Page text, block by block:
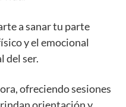
a sanar tu parte
y el emocional
del ser.
ofreciendo sesiones